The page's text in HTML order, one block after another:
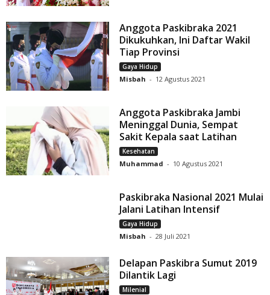
Anggota Paskibraka 2021
Dikukuhkan, Ini Daftar Wakil
Tiap Provinsi
Gaya Hidup
Misbah - 12 Agustus 2021
Anggota Paskibraka Jambi
Meninggal Dunia, Sempat
Sakit Kepala saat Latihan
Kesehatan
Muhammad - 10 Agustus 2021
Paskibraka Nasional 2021 Mulai
Jalani Latihan Intensif
Gaya Hidup
Misbah - 28 Juli 2021
Delapan Paskibra Sumut 2019
Dilantik Lagi
Milenial